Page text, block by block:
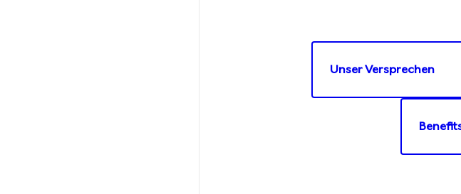
Unser Versprechen